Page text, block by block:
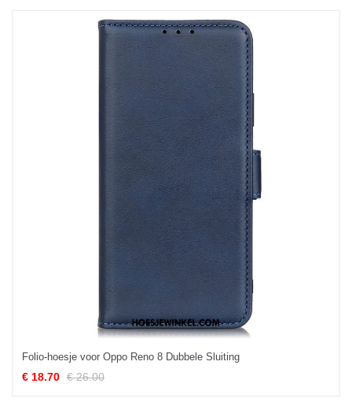
Folio-hoesje voor Oppo Reno 8 Dubbele Sluiting
€ 18.70 € 26.00